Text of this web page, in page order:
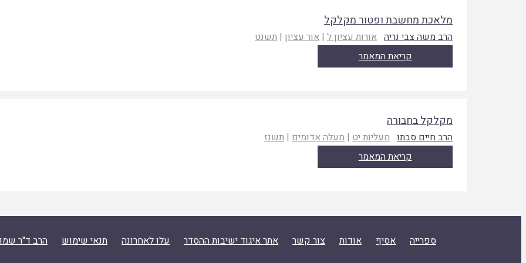
מלאכת מחשבת ופטור מקלקל
הרב משה צבי נריה אורות עציון ל | אור עציון | תשנט
קריאת המאמר
מקלקל בחבורה
הרב חיים סבתו מעליות יט | מעלה אדומים | תשנז
קריאת המאמר
ספרייה אסיף אודות צור קשר אתר איגוד ישיבות ההסדר עלו לאחרונה תנאי שימוש הרב ד"ר